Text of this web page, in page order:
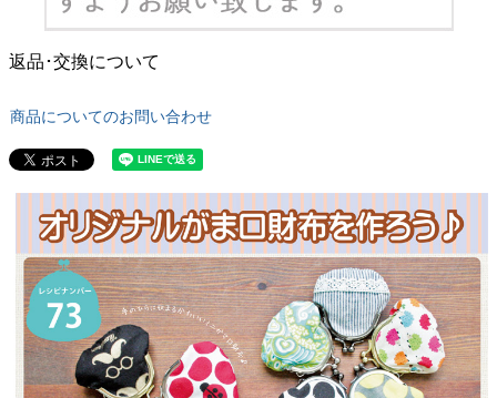
返品･交換について
商品についてのお問い合わせ